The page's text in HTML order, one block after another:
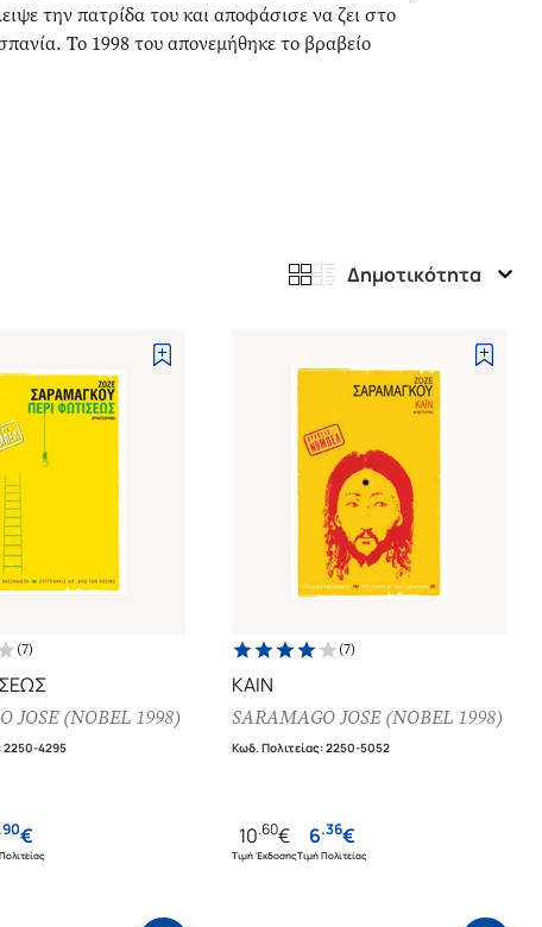
την πατρίδα του και αποφάσισε να ζει στο
Το 1998 του απονεμήθηκε το βραβείο
Δημοτικότητα
(7)
JOSE (NOBEL 1998)
2250-4295
.90€
(7)
ΚΑΙΝ
SARAMAGO JOSE (NOBEL 1998)
Κωδ. Πολιτείας:2250-5052
10.60€
Τιμή Έκδοσης
6.36€
Τιμή Πολιτείας